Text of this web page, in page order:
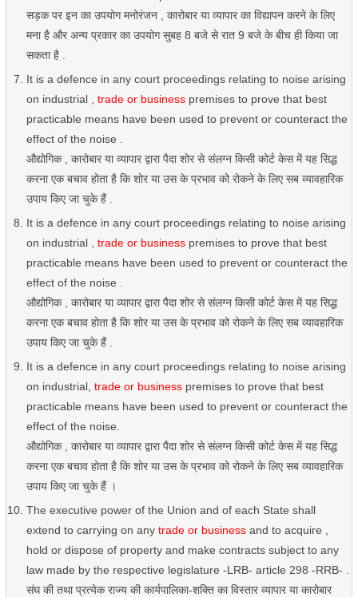
सड़क पर इन का उपयोग मनोरंजन , कारोबार या व्यापार का विद्यापन करने के लिए
मना है और अन्य प्रकार का उपयोग सुबह 8 बजे से रात 9 बजे के बीच ही किया जा
सकता है .
It is a defence in any court proceedings relating to noise arising
on industrial
, trade or business premises to prove that best
practicable means have been used to prevent or counteract the
effect of the noise .
औद्योगिक , कारोबार या व्यापार द्वारा पैदा शोर से संलग्न किसी कोर्ट केस में यह सिद्ध
करना एक बचाव होता है कि शोर या उस के प्रभाव को रोकने के लिए सब व्यावहारिक
उपाय किए जा चुके हैं .
It is a defence in any court proceedings relating to noise arising
on industrial , trade or business premises to prove that best
practicable means have been used to prevent or counteract the
effect of the noise .
औद्योगिक , कारोबार या व्यापार द्वारा पैदा शोर से संलग्न किसी कोर्ट केस में यह सिद्ध
करना एक बचाव होता है कि शोर या उस के प्रभाव को रोकने के लिए सब व्यावहारिक
उपाय किए जा चुके हैं .
It is a defence in any court proceedings relating to noise arising
on industrial, trade or business premises to prove that best
practicable means have been used to prevent or counteract the
effect of the noise.
औद्योगिक , कारोबार या व्यापार द्वारा पैदा शोर से संलग्न किसी कोर्ट केस में यह सिद्ध
करना एक बचाव होता है कि शोर या उस के प्रभाव को रोकने के लिए सब व्यावहारिक
उपाय किए जा चुके हैं ।
The executive power of the Union and of each State shall
extend to carrying on any trade or business and to acquire ,
hold or dispose of property and make contracts subject to any
law made by the respective legislature -LRB- article 298 -RRB- .
संघ की तथा प्रत्येक राज्य की कार्यपालिका-शक्ति का विस्तार व्यापार या कारोबार